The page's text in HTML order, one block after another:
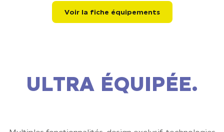
Voir la fiche équipements
ULTRA ÉQUIPÉE.